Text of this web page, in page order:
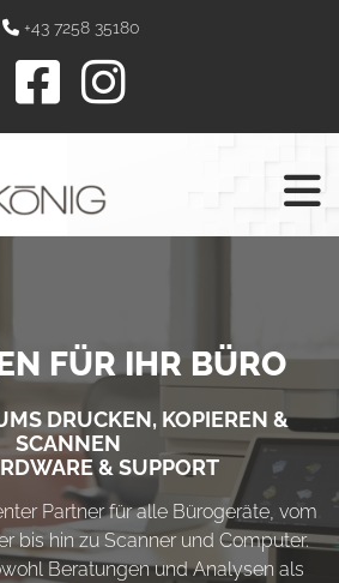
 +43 7258 35180
FÜR IHR BÜRO
DRUCKEN, KOPIEREN &
SCANNEN
& SUPPORT
Partner für alle Bürogeräte, vom
bis hin zu Scanner und Computer.
Beratungen und Analysen als